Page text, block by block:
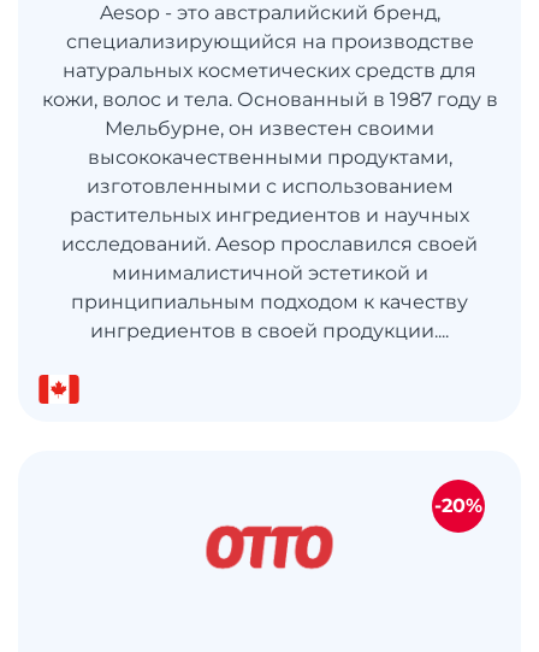
Aesop - это австралийский бренд,
специализирующийся на производстве
натуральных косметических средств для
кожи, волос и тела. Основанный в 1987 году в
Мельбурне, он известен своими
высококачественными продуктами,
изготовленными с использованием
растительных ингредиентов и научных
исследований. Aesop прославился своей
минималистичной эстетикой и
принципиальным подходом к качеству
ингредиентов в своей продукции....
-20%